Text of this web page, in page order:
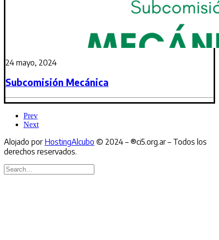
24 mayo, 2024
Subcomisión Mecánica
Prev
Next
Alojado por HostingAlcubo © 2024 – ®ci5.org.ar – Todos los
derechos reservados.